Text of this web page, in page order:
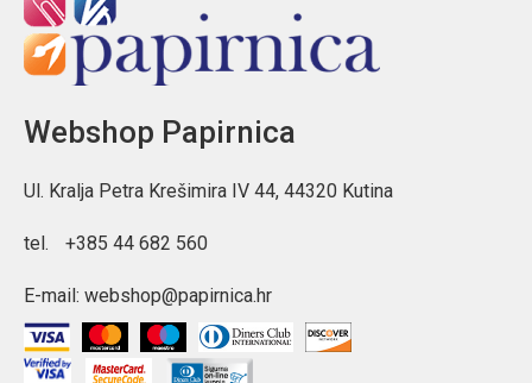
Webshop Papirnica
Ul. Kralja Petra Krešimira IV 44, 44320 Kutina
tel. +385 44 682 560
E-mail: webshop@papirnica.hr